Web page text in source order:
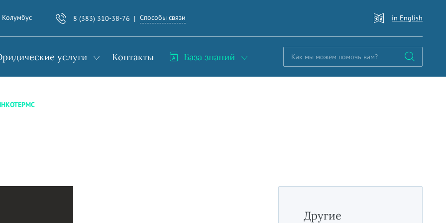
Колумбус 8 (383) 310-38-76 Способы связи in English
услуги Контакты База знаний
Другие